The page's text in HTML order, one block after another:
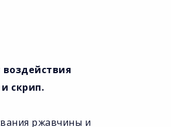
скрип.
ржавчины и